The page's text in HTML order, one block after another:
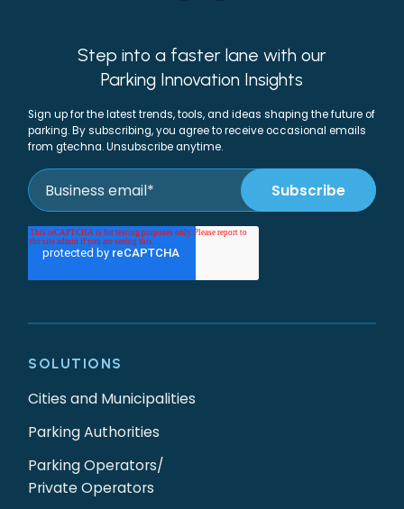
Step into a faster lane with our
Parking Innovation Insights
Sign up for the latest trends, tools, and ideas shaping the future of
parking. By subscribing, you agree to receive occasional emails
from gtechna. Unsubscribe anytime.
SOLUTIONS
Cities and Municipalities
Parking Authorities
Parking Operators/
Private Operators